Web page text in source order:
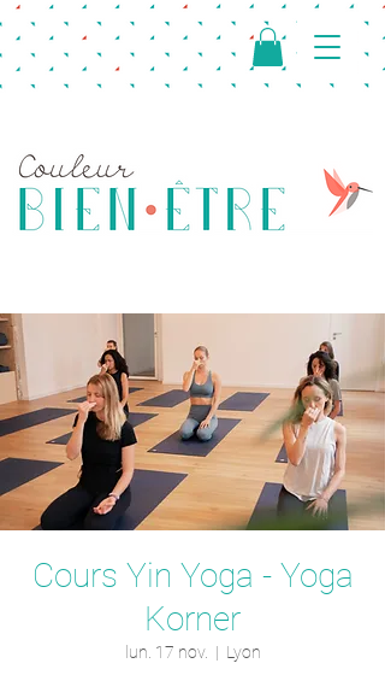
Cours Yin Yoga - Yoga
Korner
lun. 17 nov.
  |
Lyon